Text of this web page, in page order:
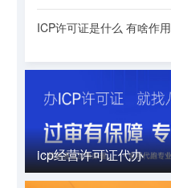
ICP许可证是什么 有啥作用
icp经营许可证代办